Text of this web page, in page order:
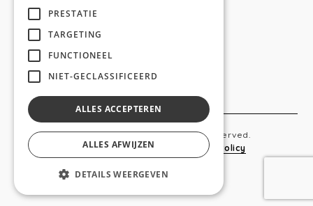
Diensten
Realisaties
Copyright © 2019 Anso. All rights reserved.
Sitemap-Privacy Policy Cookie Policy
webdesigned by
PRESTATIE
TARGETING
FUNCTIONEEL
NIET-GECLASSIFICEERD
ALLES ACCEPTEREN
ALLES AFWIJZEN
DETAILS WEERGEVEN